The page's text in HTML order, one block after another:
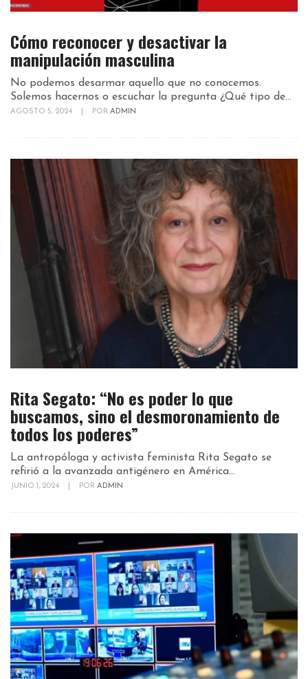
Cómo reconocer y desactivar la
manipulación masculina
No podemos desarmar aquello que no conocemos.
Solemos hacernos o escuchar la pregunta ¿Qué tipo de...
AGOSTO 5, 2024 POR ADMIN
Rita Segato: “No es poder lo que
buscamos, sino el desmoronamiento de
todos los poderes”
La antropóloga y activista feminista Rita Segato se
refirió a la avanzada antigénero en América...
JUNIO 1, 2024 POR ADMIN